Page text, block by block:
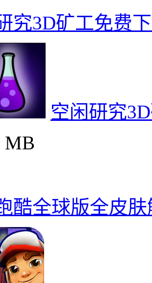
究3D矿工免费
空闲研究
MB
酷全球版全皮